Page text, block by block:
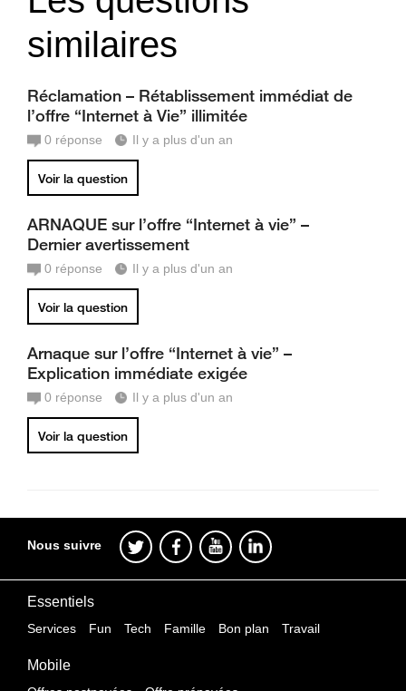
similaires
Réclamation – Rétablissement immédiat de
l’offre “Internet à Vie” illimitée
0 réponse Il y a plus d'un an
Voir la question
ARNAQUE sur l’offre “Internet à vie” –
Dernier avertissement
0 réponse Il y a plus d'un an
Voir la question
Arnaque sur l’offre “Internet à vie” –
Explication immédiate exigée
0 réponse Il y a plus d'un an
Voir la question
Nous suivre
Essentiels
Services Fun Tech Famille Bon plan Travail
Mobile